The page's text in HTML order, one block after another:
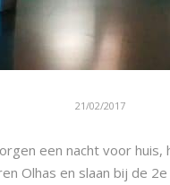
21/02/2017
een nacht voor
Olhas en slaan bij de